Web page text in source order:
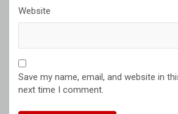
Website
Save my name, email, and website in
next time I comment.